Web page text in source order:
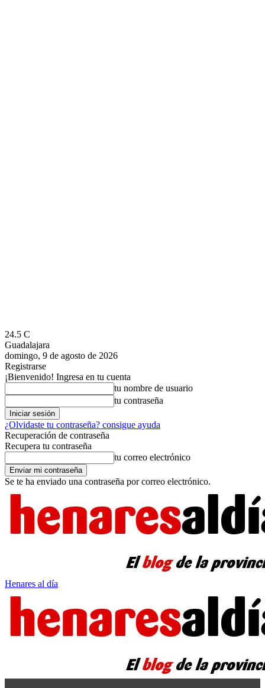
24.5 C
Guadalajara
domingo, 9 de agosto de 2026
Registrarse
¡Bienvenido! Ingresa en tu cuenta
tu nombre de usuario
tu contraseña
¿Olvidaste tu contraseña? consigue ayuda
Recuperación de contraseña
Recupera tu contraseña
tu correo electrónico
Se te ha enviado una contraseña por correo electrónico.
Henares al día